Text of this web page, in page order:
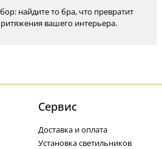
найдите то бра, что превратит
вашего интерьера.
Cервис
Доставка и оплата
Установка светильников